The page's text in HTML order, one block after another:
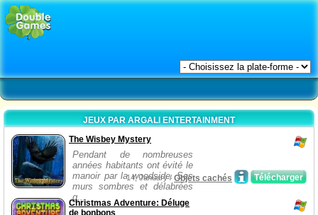
JEUX PAR ARGALI ENTERTAINMENT
The Wisbey Mystery
Pendant de nombreuses
années habitants ont évité le
manoir par la woodside. Ses
murs sombres et délabrées
g...
Télécharger
14, January / Objets cachés
Christmas Adventure: Déluge
de bonbons